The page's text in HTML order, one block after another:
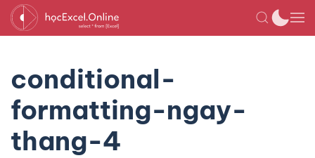
conditional-
formatting-ngay-
thang-4